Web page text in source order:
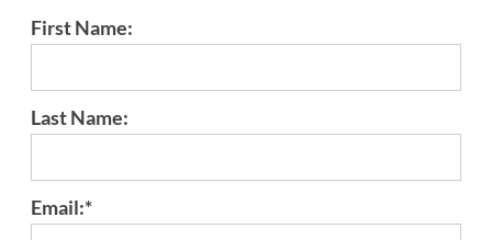
First Name:
Last Name:
Email:*